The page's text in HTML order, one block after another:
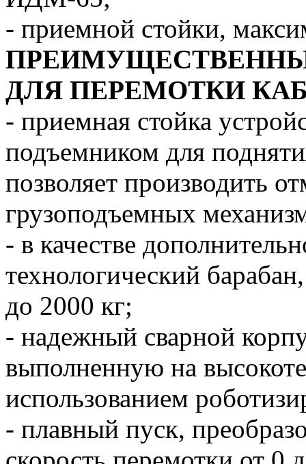
- приемной стойки,
ДЛЯ ПЕРЕМОТКИ
- приемная стойка
подъемником для
позволяет производить
грузоподъемных
- в качестве
технологический
до 2000 кг;
- надежный сварной
выполненную на
использованием
- плавный пуск,